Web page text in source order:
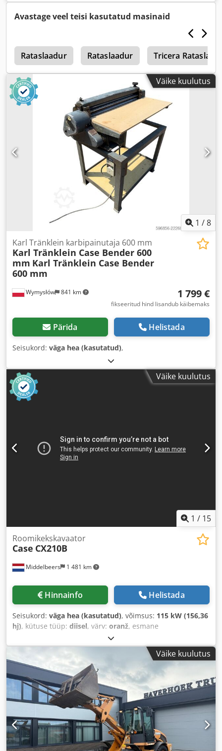
Avastage veel teisi kasutatud masinaid
Rataslaadur Rataslaadur Tricera
Väike kuulutus
1 /8
Wymysłów 841 km
Karl Tränklein karbipainutaja 600 mm
Karl Tränklein Case Bender 600
mm Karl Tränklein Case Bender
600 mm
1 799 €
fikseeritud hind lisandub käibemaks
Pärida Helistada
Seisukord: väga hea (kasutatud),
Väike kuulutus
1 / 15
Middelbeers 1 481 km
Roomikekskavaator
Case CX210B
Hinnainfo Helistada
Seisukord: väga hea (kasutatud), võimsus: 115 kW (156,36
hj), kütuse tüüp: diisel, värv: oranž, esmane
, Ehitusaasta:
15 109 h,
Väike kuulutus